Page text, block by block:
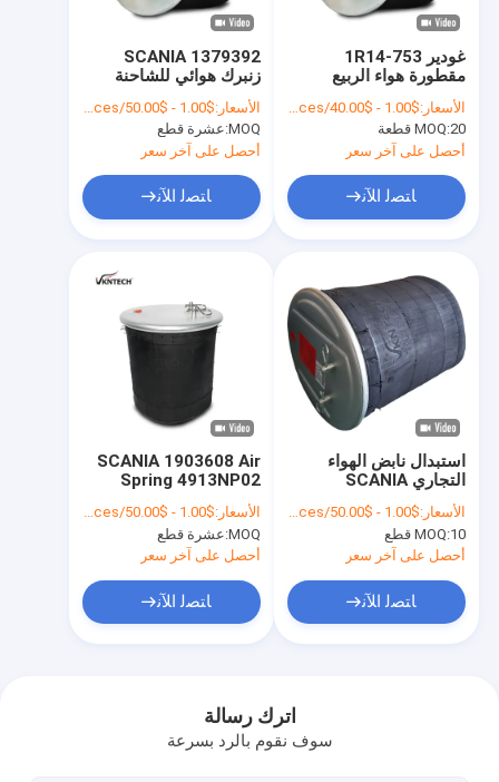
SCANIA 1379392
زنبرك هوائي للشاحنة
CONTITECH
4913NP03
FIRESTONE W01-095-
0500 Goodyear 1R14-
753 VKNTECH
1K0500
الأسعار:$1.00 - $50.00/Pieces
MOQ: عشرة قطع
أحصل على آخر سعر
ﺎﺘﺼﻟ ﺍﻶﻧ
غودير 1R14-753
مقطورة هواء الربيع
لسكانيا كونتيتك
4913NP03 Firestone
W01-095-0500
VKNTECH 1K0500
الأسعار:$1.00 - $40.00/Pieces
MOQ:20 قطعة
أحصل على آخر سعر
ﺎﺘﺼﻟ ﺍﻶﻧ
SCANIA 1903608 Air
Spring 4913NP02
W01-095-0500 CF
Gomma 1T19E-93
Euro Truck Air Spring
Rplaced بواسطة
الأسعار:$1.00 - $50.00/Pieces
MOQ: عشرة قطع
أحصل على آخر سعر
ﺎﺘﺼﻟ ﺍﻶﻧ
استبدال نابض الهواء
التجاري SCANIA
1903608 1774804
Firestone 1T19F-
14/L-14 W01-095-
0500 Contitech
SPRINGCF Gomma
1T19E-93 Phoenix
W01 095 0500
الأسعار:$1.00 - $50.00/Pieces
MOQ:10 قطع
أحصل على آخر سعر
ﺎﺘﺼﻟ ﺍﻶﻧ
اترك رسالة
سوف نقوم بالرد بسرعة